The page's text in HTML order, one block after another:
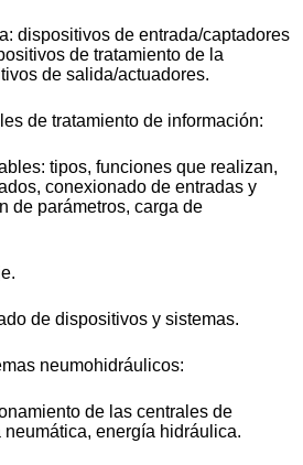
dispositivos de entrada/captadores
de tratamiento de la
de salida/actuadores.
de tratamiento de información:
tipos, funciones que realizan,
conexionado de entradas y
de parámetros, carga de
de dispositivos y sistemas.
neumohidráulicos:
de las centrales de
energía hidráulica.